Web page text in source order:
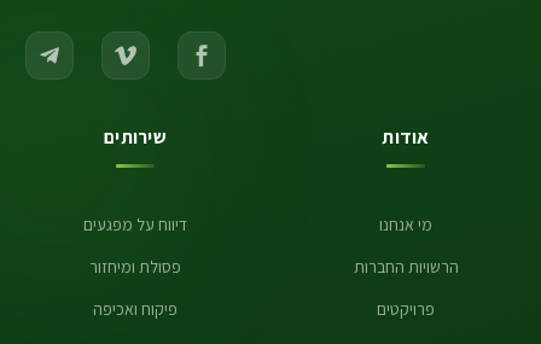
אודות
מי אנחנו
הרשויות החברות
פרויקטים
שירותים
דיווח על מפגעים
פסולת ומיחזור
פיקוח ואכיפה